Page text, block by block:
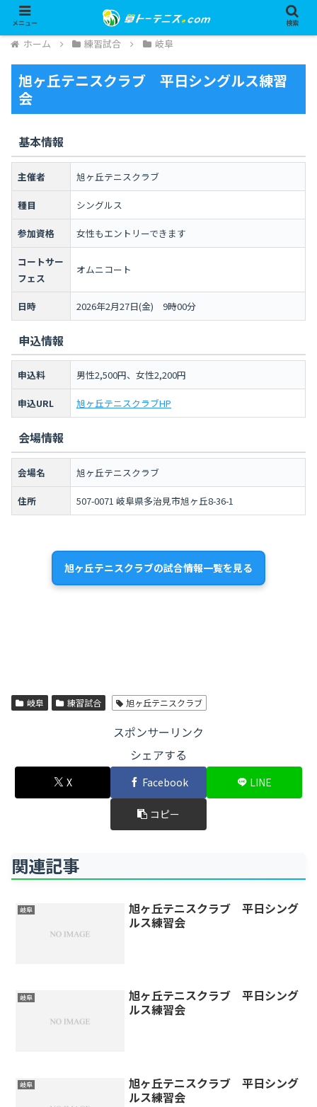
ホーム 練習試合 岐阜
旭ヶ丘テニスクラブ 平日シングルス練習
会
基本情報
主催者 旭ヶ丘テニスクラブ
種目 シングルス
参加資格 女性もエントリーできます
コートサー
フェス
オムニコート
日時 2026年2月27日(金) 9時00分
申込情報
申込料 男性2,500円、女性2,200円
申込URL 旭ヶ丘テニスクラブHP
会場情報
会場名 旭ヶ丘テニスクラブ
住所 507-0071 岐阜県多治見市旭ヶ丘8-36-1
旭ヶ丘テニスクラブの試合情報一覧を見る
岐阜 練習試合 旭ヶ丘テニスクラブ
スポンサーリンク
シェアする
X Facebook LINE
コピー
関連記事
岐阜
旭ヶ丘テニスクラブ 平日シング
ルス練習会
岐阜
旭ヶ丘テニスクラブ 平日シング
ルス練習会
岐阜
旭ヶ丘テニスクラブ 平日シング
ルス練習会
メニュー 検索